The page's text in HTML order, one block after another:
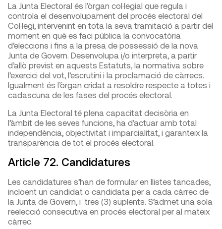
La Junta Electoral és l’òrgan col·legial que regula i
controla el desenvolupament del procés electoral del
Col·legi, intervenint en tota la seva tramitació a partir del
moment en què es faci pública la convocatòria
d’eleccions i fins a la presa de possessió de la nova
Junta de Govern. Desenvolupa i/o interpreta, a partir
d’allò previst en aquests Estatuts, la normativa sobre
l’exercici del vot, l’escrutini i la proclamació de càrrecs.
Igualment és l’òrgan cridat a resoldre respecte a totes i
cadascuna de les fases del procés electoral.
La Junta Electoral té plena capacitat decisòria en
l’àmbit de les seves funcions, ha d’actuar amb total
independència, objectivitat i imparcialitat, i garanteix la
transparència de tot el procés electoral.
Article 72. Candidatures
Les candidatures s’han de formular en llistes tancades,
incloent un candidat o candidata per a cada càrrec de
la Junta de Govern, i tres (3) suplents. S’admet una sola
reelecció consecutiva en procés electoral per al mateix
càrrec.